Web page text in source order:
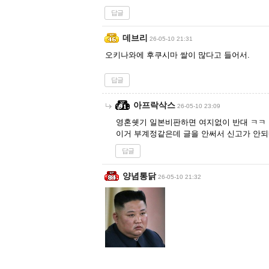
답글
데브리 26-05-10 21:31
오키나와에 후쿠시마 쌀이 많다고 들어서.
답글
아프락삭스 26-05-10 23:09
영혼쉣기 일본비판하면 여지없이 반대 ㅋㅋ
이거 부계정같은데 글을 안써서 신고가 안
답글
양념통닭 26-05-10 21:32